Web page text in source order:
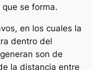
se forma.
en los cuales la
dentro del
son de
la distancia entre